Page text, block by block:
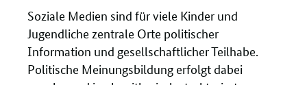
Soziale Medien sind für viele Kinder und
Jugendliche zentrale Orte politischer
Information und gesellschaftlicher Teilhabe.
Politische Meinungsbildung erfolgt dabei